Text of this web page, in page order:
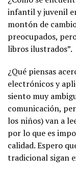
infantil y juvenil
montón de
preocupados,
libros ilustrados”.
¿Qué piensas
electrónicos y
siento muy
comunicación,
los niños) van a
por lo que es
calidad. Espero
tradicional sigan